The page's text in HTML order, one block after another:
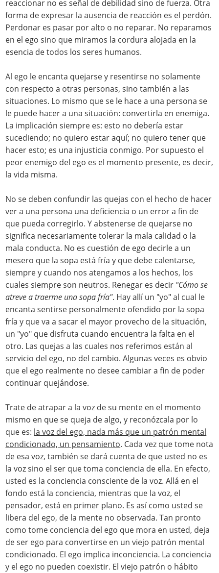
reaccionar no es señal de debilidad sino de fuerza. Otra
forma de expresar la ausencia de reacción es el perdón.
Perdonar es pasar por alto o no reparar. No reparamos
en el ego sino que miramos la cordura alojada en la
esencia de todos los seres humanos.
Al ego le encanta quejarse y resentirse no solamente
con respecto a otras personas, sino también a las
situaciones. Lo mismo que se le hace a una persona se
le puede hacer a una situación: convertirla en enemiga.
La implicación siempre es: esto no debería estar
sucediendo; no quiero estar aquí; no quiero tener que
hacer esto; es una injusticia conmigo. Por supuesto el
peor enemigo del ego es el momento presente, es decir,
la vida misma.
No se deben confundir las quejas con el hecho de hacer
ver a una persona una deficiencia o un error a fin de
que pueda corregirlo. Y abstenerse de quejarse no
significa necesariamente tolerar la mala calidad o la
mala conducta. No es cuestión de ego decirle a un
mesero que la sopa está fría y que debe calentarse,
siempre y cuando nos atengamos a los hechos, los
cuales siempre son neutros. Renegar es decir "Cómo se
atreve a traerme una sopa fría". Hay allí un "yo" al cual le
encanta sentirse personalmente ofendido por la sopa
fría y que va a sacar el mayor provecho de la situación,
un "yo" que disfruta cuando encuentra la falta en el
otro. Las quejas a las cuales nos referimos están al
servicio del ego, no del cambio. Algunas veces es obvio
que el ego realmente no desee cambiar a fin de poder
continuar quejándose.
Trate de atrapar a la voz de su mente en el momento
mismo en que se queja de algo, y reconózcala por lo
que es: la voz del ego, nada más que un patrón mental
condicionado, un pensamiento. Cada vez que tome nota
de esa voz, también se dará cuenta de que usted no es
la voz sino el ser que toma conciencia de ella. En efecto,
usted es la conciencia consciente de la voz. Allá en el
fondo está la conciencia, mientras que la voz, el
pensador, está en primer plano. Es así como usted se
libera del ego, de la mente no observada. Tan pronto
como tome conciencia del ego que mora en usted, deja
de ser ego para convertirse en un viejo patrón mental
condicionado. El ego implica inconciencia. La conciencia
y el ego no pueden coexistir. El viejo patrón o hábito